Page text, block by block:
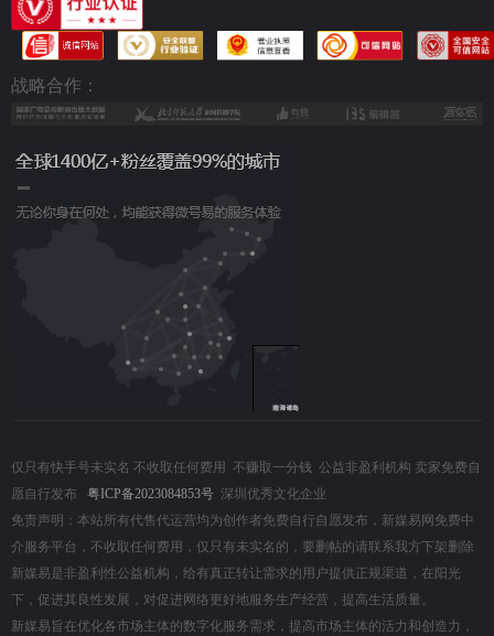
战略合作：
仅只有快手号未实名 不收取任何费用 不赚取一分钱 公益非盈利机构 卖家免费自
愿自行发布 粤ICP备2023084853号 深圳优秀文化企业
免责声明：本站所有代售代运营均为创作者免费自行自愿发布，新媒易网免费中
介服务平台，不收取任何费用，仅只有未实名的，要删帖的请联系我方下架删除
新媒易是非盈利性公益机构，给有真正转让需求的用户提供正规渠道，在阳光
下，促进其良性发展，对促进网络更好地服务生产经营，提高生活质量。
新媒易旨在优化各市场主体的数字化服务需求，提高市场主体的活力和创造力，